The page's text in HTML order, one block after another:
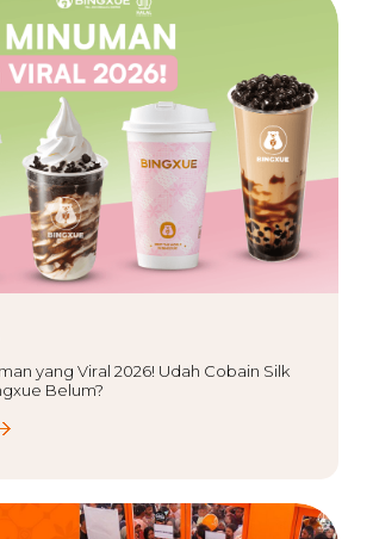
yang Viral 2026! Udah Cobain Silk
Belum?